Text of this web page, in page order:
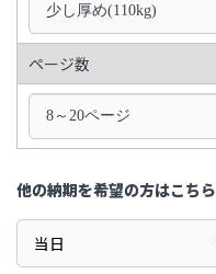
少し厚め(110kg)
ページ数
8～20ページ
他の納期を希望の方はこちら
当日